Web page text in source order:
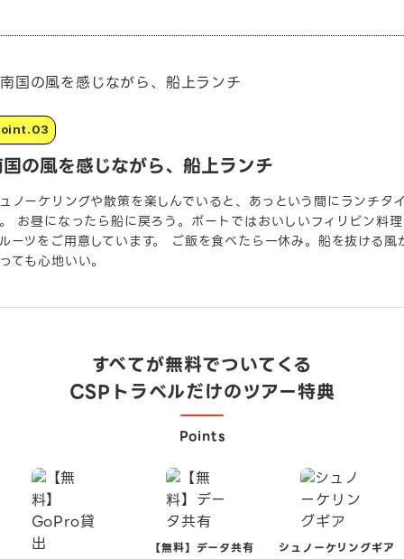
の風を感じながら、船上ランチ
ノーケリングや散策を楽しんでいると、あっという間にランチタ
お昼になったら船に戻ろう。ボートではおいしいフィリピン料
ーツをご用意しています。 ご飯を食べたら一休み。船を抜ける風
ても心地いい。
すべてが無料でついてくる
CSPトラベルだけのツアー特典
Points
【無料】データ共有 シュノーケリングギア